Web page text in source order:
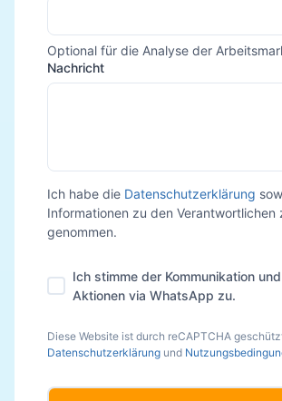
Optional für die Analyse der
Nachricht
Ich habe die Datenschutzerklärung
Informationen zu den Verantwortlichen
genommen.
Ich stimme der Kommunikation
Aktionen via WhatsApp zu.
Diese Website ist durch reCAPTCHA
Datenschutzerklärung und